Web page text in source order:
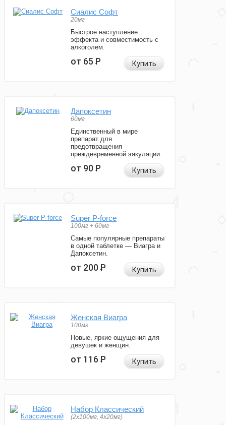
Сиалис Софт
20мг
Быстрое наступление
эффекта и совместимость с
алкоголем.
от 65Р Купить
Дапоксетин
60мг
Единственный в мире
препарат для
предотвращения
преждевременной эякуляции.
от 90Р Купить
Super P-force
100мг + 60мг
Самые популярные препараты
в одной таблетке — Виагра и
Дапоксетин.
от 200Р Купить
Женская Виагра
100мг
Новые, яркие ощущения для
девушек и женщин.
от 116Р Купить
Набор Классический
(2x100мг, 4x20мг)